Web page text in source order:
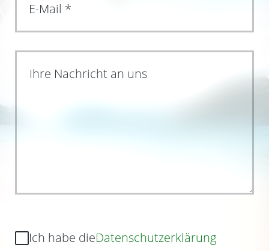
Ihre Nachricht an uns
Ich habe dieDatenschutzerklärung